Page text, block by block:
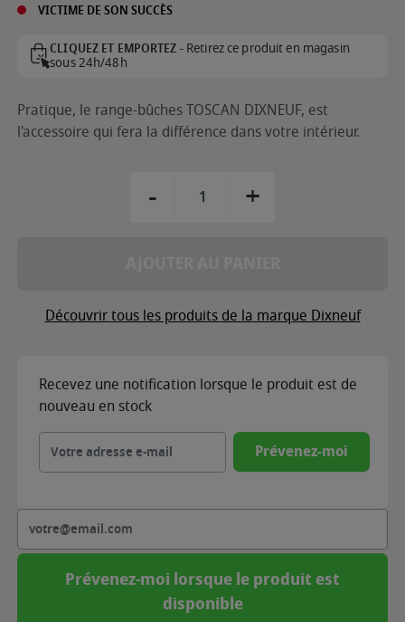
VICTIME DE SON SUCCÈS
CLIQUEZ ET EMPORTEZ -Retirez ce produit en magasin
sous 24h/48h
Pratique, le range-bûches TOSCAN DIXNEUF, est
l'accessoire qui fera la différence dans votre intérieur.
- +
Découvrir tous les produits de la marque Dixneuf
Recevez une notification lorsque le produit est de
nouveau en stock
Prévenez-moi
Prévenez-moi lorsque le produit est
disponible